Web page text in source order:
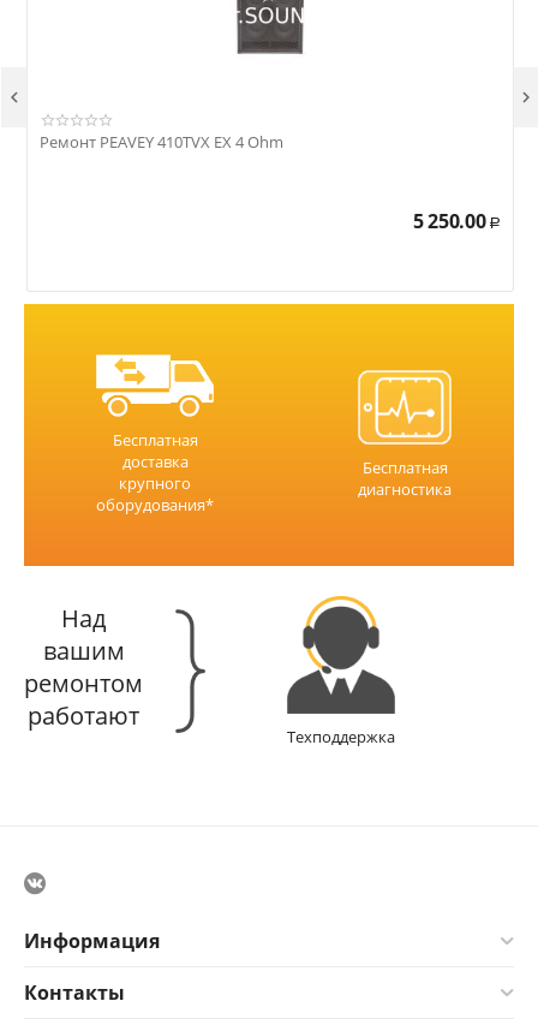
Ремонт PEAVEY 410TVX EX 4 Ohm
5 250.00 Р
 
Бесплатная
доставка
крупного
оборудования*
Бесплатная
диагностика
Над
вашим
ремонтом
работают
Техподдержка
Информация
Контакты